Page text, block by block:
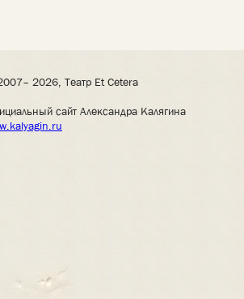
2026, Театр Et Cetera
сайт Александра Калягина